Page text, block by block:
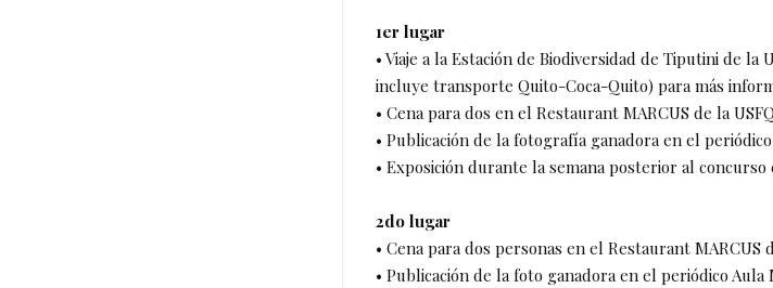
1er lugar
• Viaje a la Estación de Biodiversidad de Tiputini de la
incluye transporte Quito-Coca-Quito) para más
• Cena para dos en el Restaurant MARCUS de la
• Publicación de la fotografía ganadora en el
• Exposición durante la semana posterior al
2do lugar
• Cena para dos personas en el Restaurant MARCUS
• Publicación de la foto ganadora en el periódico Aula